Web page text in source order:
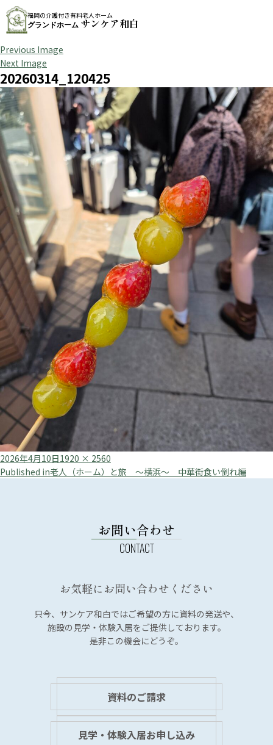
福岡の介護付き有料老人ホーム
グランドホーム サンケア和白
Previous Image
Next Image
20260314_120425
Posted
on
2026年4月10日Full
size
1920 × 2560
投
Published in老人（ホーム）と旅 ～横浜～ 中華街食い倒れ編
お問い合わせ
お気軽にお問い合わせください
只今、サンケア和白ではご希望の方に資料の発送や、
施設の見学・体験入居をご提供しております。
是非この機会にどうぞ。
資料のご請求
見学・体験入居お申し込み